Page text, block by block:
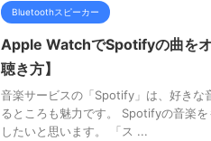
Bluetoothスピーカー
Apple WatchでSpotifyの曲を
聴き方】
音楽サービスの「Spotify」は、好きな
るところも魅力です。 Spotifyの音楽
したいと思います。 「ス ...